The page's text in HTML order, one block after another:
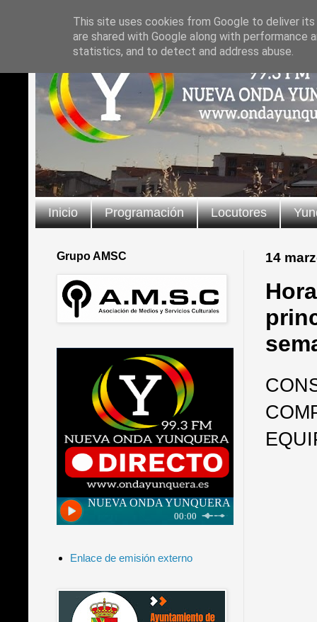
Inicio Programación Locutores
14
Grupo AMSC
Enlace de emisión externo
This site uses cookies from Google to deliver
are shared with Google along with
statistics, and to detect and address abuse.